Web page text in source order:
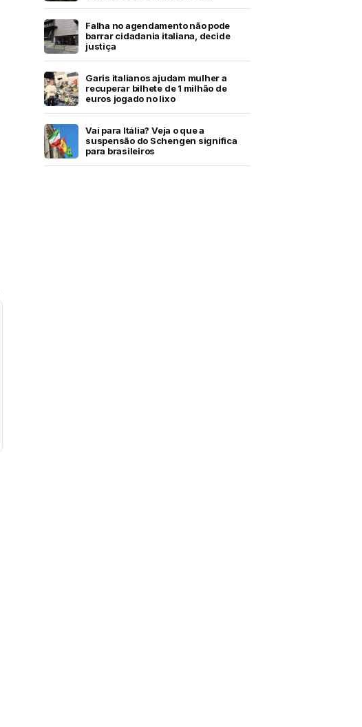
Falha no agendamento não pode
barrar cidadania italiana, decide
justiça
Garis italianos ajudam mulher a
recuperar bilhete de 1 milhão de
euros jogado no lixo
Vai para Itália? Veja o que a
suspensão do Schengen significa
para brasileiros